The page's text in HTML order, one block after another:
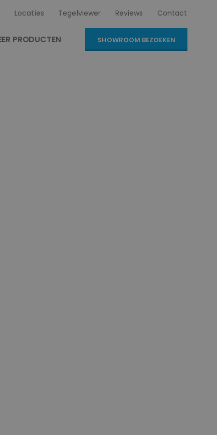
Locaties Tegelviewer Reviews Contact
PRODUCTEN SHOWROOM BEZOEKEN